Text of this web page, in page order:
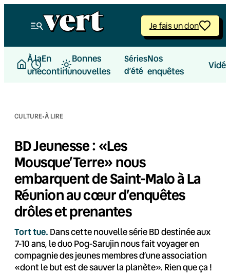
Je fais un don
À la
une
En
continu
Bonnes
nouvelles
Séries
d’été
Nos
enquêtes
CULTURE·À LIRE
BD Jeunesse : «Les
Mousque’Terre» nous
embarquent de Saint-Malo à La
Réunion au cœur d’enquêtes
drôles et prenantes
Tort tue. Dans cette nouvelle série BD destinée aux
7-10 ans, le duo Pog-Sarujin nous fait voyager en
compagnie des jeunes membres d’une association
«dont le but est de sauver la planète». Rien que ça !